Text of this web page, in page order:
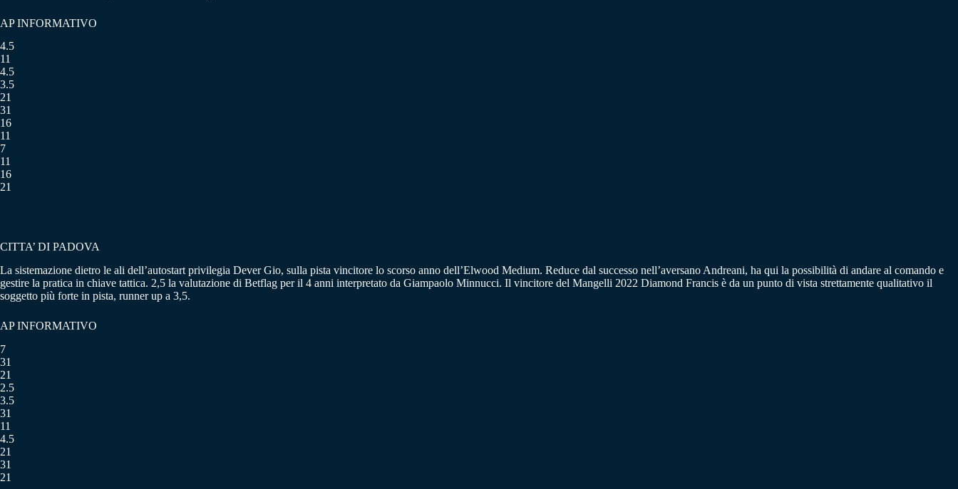
AP INFORMATIVO
4.5
11
4.5
3.5
21
31
16
11
7
11
16
21
CITTA’ DI PADOVA
La sistemazione dietro le ali dell’autostart privilegia Dever Gio, sulla pista vincitore lo scorso anno dell’Elwood Medium. Reduce dal successo nell’aversano Andreani, ha qui la possibilità di andare al comando e
gestire la pratica in chiave tattica. 2,5 la valutazione di Betflag per il 4 anni interpretato da Giampaolo Minnucci. Il vincitore del Mangelli 2022 Diamond Francis è da un punto di vista strettamente qualitativo il
soggetto più forte in pista, runner up a 3,5.
AP INFORMATIVO
7
31
21
2.5
3.5
31
11
4.5
21
31
21